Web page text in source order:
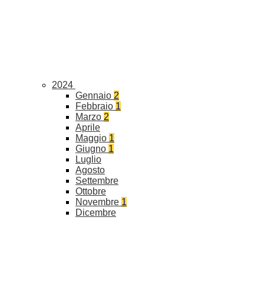
2024
Gennaio 2
Febbraio 1
Marzo 2
Aprile
Maggio 1
Giugno 1
Luglio
Agosto
Settembre
Ottobre
Novembre 1
Dicembre